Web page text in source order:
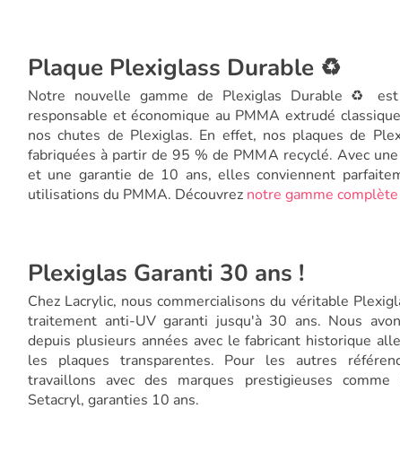
Plaque Plexiglass Durable ♻️
Notre nouvelle gamme de Plexiglas Durable ♻️
responsable et économique au PMMA extrudé
nos chutes de Plexiglas. En effet, nos plaques de
fabriquées à partir de 95 % de PMMA recyclé. Avec
et une garantie de 10 ans, elles conviennent
utilisations du PMMA. Découvrez notre gamme
Plexiglas Garanti 30 ans !
Chez Lacrylic, nous commercialisons du véritable
traitement anti-UV garanti jusqu'à 30 ans. Nous
depuis plusieurs années avec le fabricant historique
les plaques transparentes. Pour les autres
travaillons avec des marques prestigieuses
Setacryl, garanties 10 ans.